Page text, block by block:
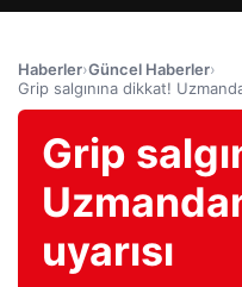
Haberler›Güncel Haberler›
Grip salgınına dikkat!
Grip
uyarısı